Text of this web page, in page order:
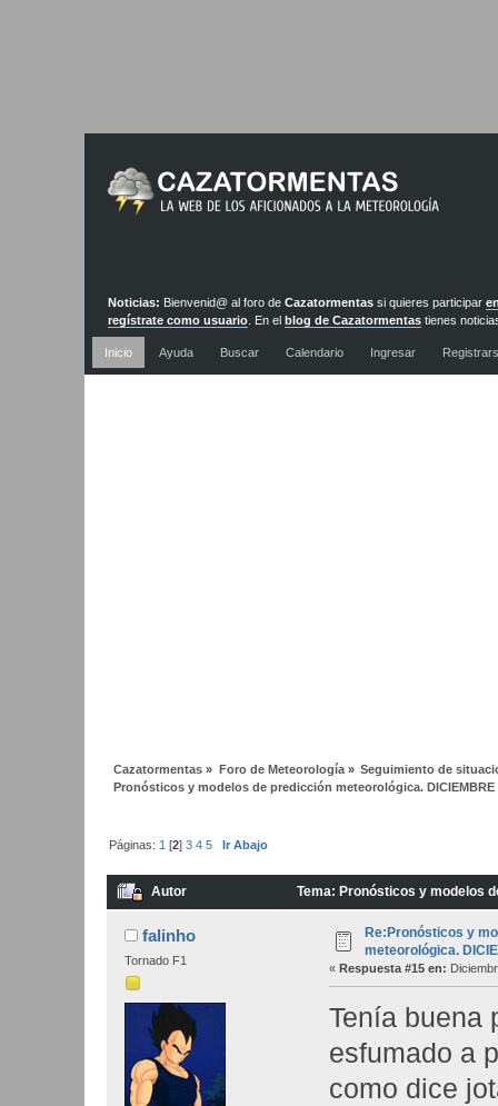
Noticias: Bienvenid@ al foro deCazatormentas si quieres participar
regístrate como usuario . En elblog de Cazatormentas tienes
actualizadas diariamente
Inicio
Ayuda Buscar Calendario Ingresar
Cazatormentas » Foro de Meteorología» Seguimiento de
Pronósticos y modelos de predicción meteorológica. DICIEMBRE
Páginas: 1 [2]3 4 5 Ir Abajo
Autor Tema: Pronósticos y modelos
falinho
Tornado F1
Re:Pronósticos y
meteorológica.
« Respuesta #15 en:
Tenía buena
esfumado a
como dice